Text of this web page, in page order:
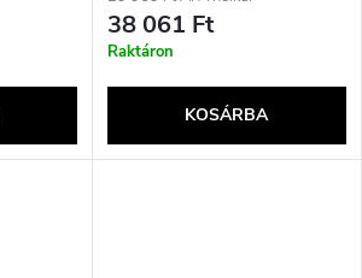
38 061 Ft
Raktáron
KOSÁRBA